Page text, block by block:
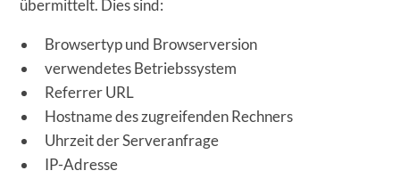
übermittelt. Dies sind:
Browsertyp und Browserversion
verwendetes Betriebssystem
Referrer URL
Hostname des zugreifenden Rechners
Uhrzeit der Serveranfrage
IP-Adresse